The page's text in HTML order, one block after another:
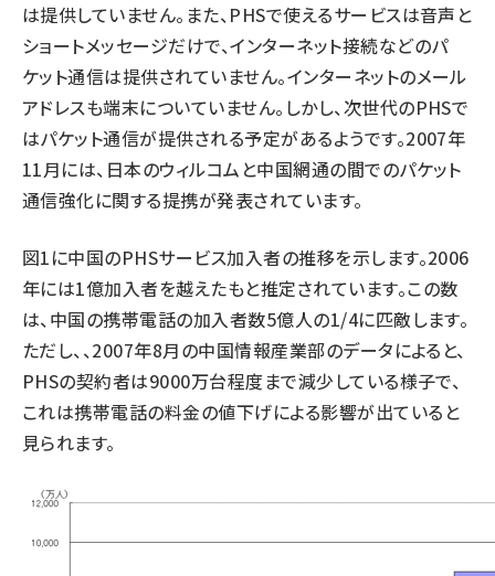
は提供していません。また、PHSで使えるサービスは音声と
ショートメッセージだけで、インターネット接続などのパ
ケット通信は提供されていません。インターネットのメール
アドレスも端末についていません。しかし、次世代のPHSで
はパケット通信が提供される予定があるようです。2007年
11月には、日本のウィルコムと中国網通の間でのパケット
通信強化に関する提携が発表されています。
図1に中国のPHSサービス加入者の推移を示します。2006
年には1億加入者を越えたもと推定されています。この数
は、中国の携帯電話の加入者数5億人の1/4に匹敵します。
ただし、、2007年8月の中国情報産業部のデータによると、
PHSの契約者は9000万台程度まで減少している様子で、
これは携帯電話の料金の値下げによる影響が出ていると
見られます。